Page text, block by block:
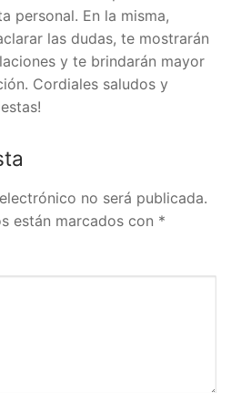
personal. En la misma,
las dudas, te mostrarán
y te brindarán mayor
Cordiales saludos y
no será publicada.
están marcados con *